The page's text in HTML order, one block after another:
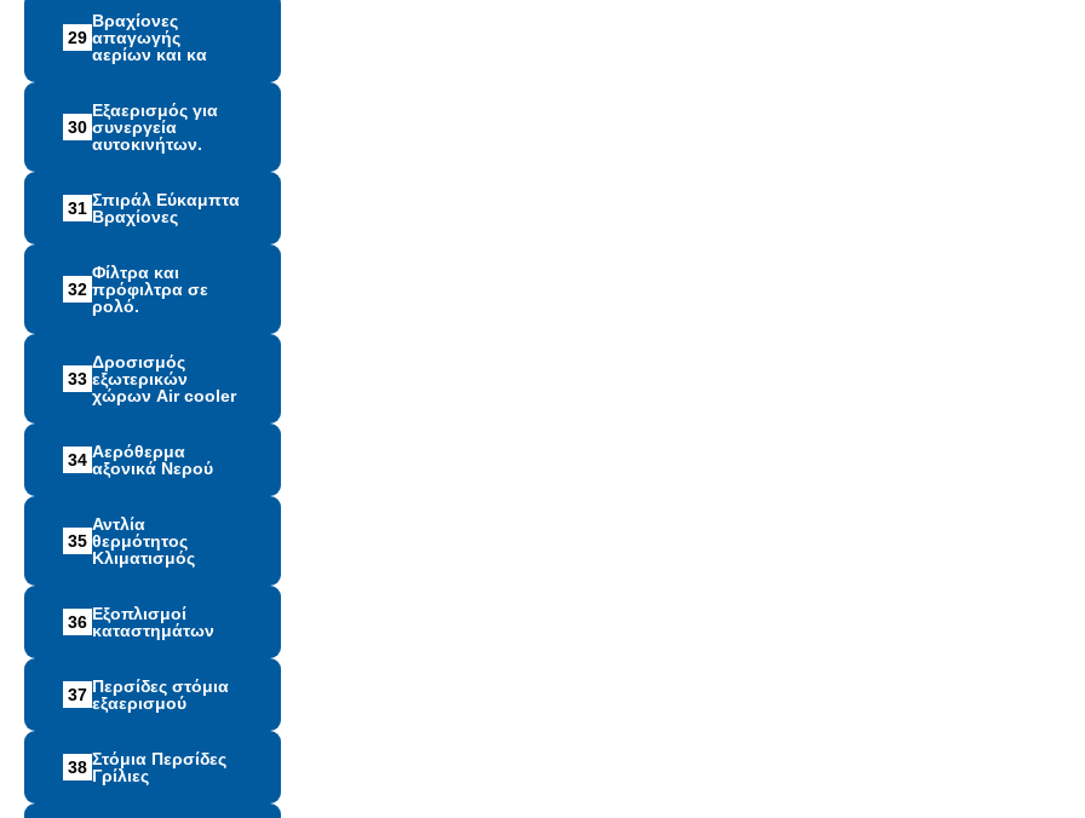
29
Βραχίονες
απαγωγής
αερίων και κα
30
Εξαερισμός για
συνεργεία
αυτοκινήτων.
31 Σπιράλ Εύκαμπτα
Βραχίονες
32
Φίλτρα και
πρόφιλτρα σε
ρολό.
33
Δροσισμός
εξωτερικών
χώρων Air cooler
34 Αερόθερμα
αξονικά Νερού
35
Αντλία
θερμότητος
Κλιματισμός
36 Εξοπλισμοί
καταστημάτων
37 Περσίδες στόμια
εξαερισμού
38 Στόμια Περσίδες
Γρίλιες